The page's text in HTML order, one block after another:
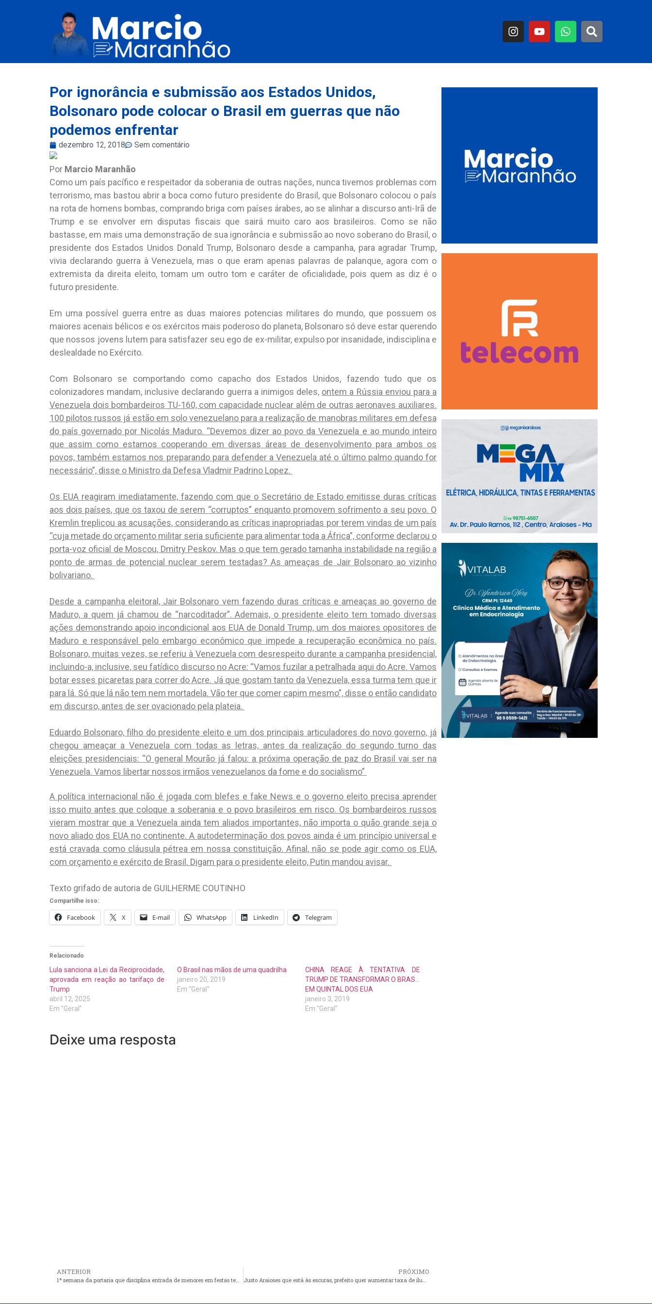
Por ignorância e submissão aos Estados Unidos,
Bolsonaro pode colocar o Brasil em guerras que não
podemos enfrentar
dezembro 12, 2018 Sem comentário
Por Marcio Maranhão
Como um país pacífico e respeitador da soberania de outras nações, nunca tivemos problemas com
terrorismo, mas bastou abrir a boca como futuro presidente do Brasil, que Bolsonaro colocou o país
na rota de homens bombas, comprando briga com países árabes, ao se alinhar a discurso anti-Irã de
Trump e se envolver em disputas fiscais que sairá muito caro aos brasileiros. Como se não
bastasse, em mais uma demonstração de sua ignorância e submissão ao novo soberano do Brasil, o
presidente dos Estados Unidos Donald Trump, Bolsonaro desde a campanha, para agradar Trump,
vivia declarando guerra à Venezuela, mas o que eram apenas palavras de palanque, agora com o
extremista da direita eleito, tomam um outro tom e caráter de oficialidade, pois quem as diz é o
futuro presidente.
Em uma possível guerra entre as duas maiores potencias militares do mundo, que possuem os
maiores acenais bélicos e os exércitos mais poderoso do planeta, Bolsonaro só deve estar querendo
que nossos jovens lutem para satisfazer seu ego de ex-militar, expulso por insanidade, indisciplina e
deslealdade no Exército.
Com Bolsonaro se comportando como capacho dos Estados Unidos, fazendo tudo que os
colonizadores mandam, inclusive declarando guerra a inimigos deles, ontem a Rússia enviou para a
Venezuela dois bombardeiros TU-160, com capacidade nuclear além de outras aeronaves auxiliares.
100 pilotos russos já estão em solo venezuelano para a realização de manobras militares em defesa
do país governado por Nicolás Maduro. “Devemos dizer ao povo da Venezuela e ao mundo inteiro
que assim como estamos cooperando em diversas áreas de desenvolvimento para ambos os
povos, também estamos nos preparando para defender a Venezuela até o último palmo quando for
necessário”, disse o Ministro da Defesa Vladmir Padrino Lopez.
Os EUA reagiram imediatamente, fazendo com que o Secretário de Estado emitisse duras críticas
aos dois países, que os taxou de serem “corruptos” enquanto promovem sofrimento a seu povo. O
Kremlin treplicou as acusações, considerando as críticas inapropriadas por terem vindas de um país
“cuja metade do orçamento militar seria suficiente para alimentar toda a África”, conforme declarou o
porta-voz oficial de Moscou, Dmitry Peskov. Mas o que tem gerado tamanha instabilidade na região a
ponto de armas de potencial nuclear serem testadas? As ameaças de Jair Bolsonaro ao vizinho
bolivariano.
Desde a campanha eleitoral, Jair Bolsonaro vem fazendo duras críticas e ameaças ao governo de
Maduro, a quem já chamou de “narcoditador”. Ademais, o presidente eleito tem tomado diversas
ações demonstrando apoio incondicional aos EUA de Donald Trump, um dos maiores opositores de
Maduro e responsável pelo embargo econômico que impede a recuperação econômica no país.
Bolsonaro, muitas vezes, se referiu à Venezuela com desrespeito durante a campanha presidencial,
incluindo-a, inclusive, seu fatídico discurso no Acre: “Vamos fuzilar a petralhada aqui do Acre. Vamos
botar esses picaretas para correr do Acre. Já que gostam tanto da Venezuela, essa turma tem que ir
para lá. Só que lá não tem nem mortadela. Vão ter que comer capim mesmo”, disse o então candidato
em discurso, antes de ser ovacionado pela plateia.
Eduardo Bolsonaro, filho do presidente eleito e um dos principais articuladores do novo governo, já
chegou ameaçar a Venezuela com todas as letras, antes da realização do segundo turno das
eleições presidenciais: “O general Mourão já falou: a próxima operação de paz do Brasil vai ser na
Venezuela. Vamos libertar nossos irmãos venezuelanos da fome e do socialismo”
A política internacional não é jogada com blefes e fake News e o governo eleito precisa aprender
isso muito antes que coloque a soberania e o povo brasileiros em risco. Os bombardeiros russos
vieram mostrar que a Venezuela ainda tem aliados importantes, não importa o quão grande seja o
novo aliado dos EUA no continente. A autodeterminação dos povos ainda é um princípio universal e
está cravada como cláusula pétrea em nossa constituição. Afinal, não se pode agir como os EUA,
com orçamento e exército de Brasil. Digam para o presidente eleito, Putin mandou avisar.
Texto grifado de autoria de GUILHERME COUTINHO
Compartilhe isso:
Facebook X E-mail WhatsApp LinkedIn Telegram
Relacionado
Lula sanciona a Lei da Reciprocidade,
aprovada em reação ao tarifaço de
Trump
abril 12, 2025
Em "Geral"
O Brasil nas mãos de uma quadrilha
janeiro 20, 2019
Em "Geral"
CHINA REAGE À TENTATIVA DE
TRUMP DE TRANSFORMAR O BRASIL
EM QUINTAL DOS EUA
janeiro 3, 2019
Em "Geral"
Deixe uma resposta
ANTERIOR PRÓXIMO